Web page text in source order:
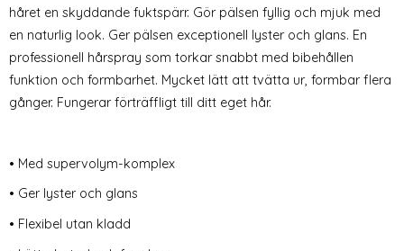
håret en skyddande fuktspärr. Gör pälsen fyllig och mjuk med
en naturlig look. Ger pälsen exceptionell lyster och glans. En
professionell hårspray som torkar snabbt med bibehållen
funktion och formbarhet. Mycket lätt att tvätta ur, formbar flera
gånger. Fungerar förträffligt till ditt eget hår.
• Med supervolym-komplex
• Ger lyster och glans
• Flexibel utan kladd